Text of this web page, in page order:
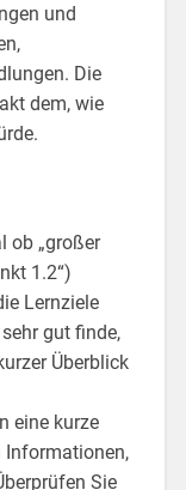
und
Die
dem, wie
ob „großer
1.2“)
Lernziele
gut finde,
Überblick
eine kurze
Sie